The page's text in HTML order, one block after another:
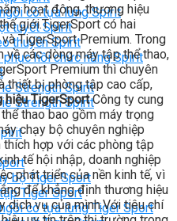
có tựa lưng Spirit
tuyết Spirit
thuyền Spirit
phục hồi chức năng Spirit
Strength Spirit
Strength Spirit
bộ Tiger Sport
Tiger Sport
có tựa lưng Tiger Sport
hoạt động, thương hiệu
giới.TigerSport có hai
TigerSport Premium. Trong
về các dòng máy tập thể thao,
Premium thì chuyên
thiết bị phòng tập cao cấp,
hiệu TigerSportCông ty cung
thao bao gồm máy trọng
chạy bộ chuyên nghiệp
hợp với các phòng tập
tế hội nhập, doanh nghiệp
phát triển của nền kinh tế, vì
để khẳng định thương hiệu
dịch vụ của mình.Với tiêu chí